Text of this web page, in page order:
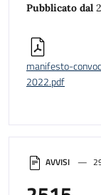
AVVISI
Pubblicato dal
manifesto-
2022.pdf